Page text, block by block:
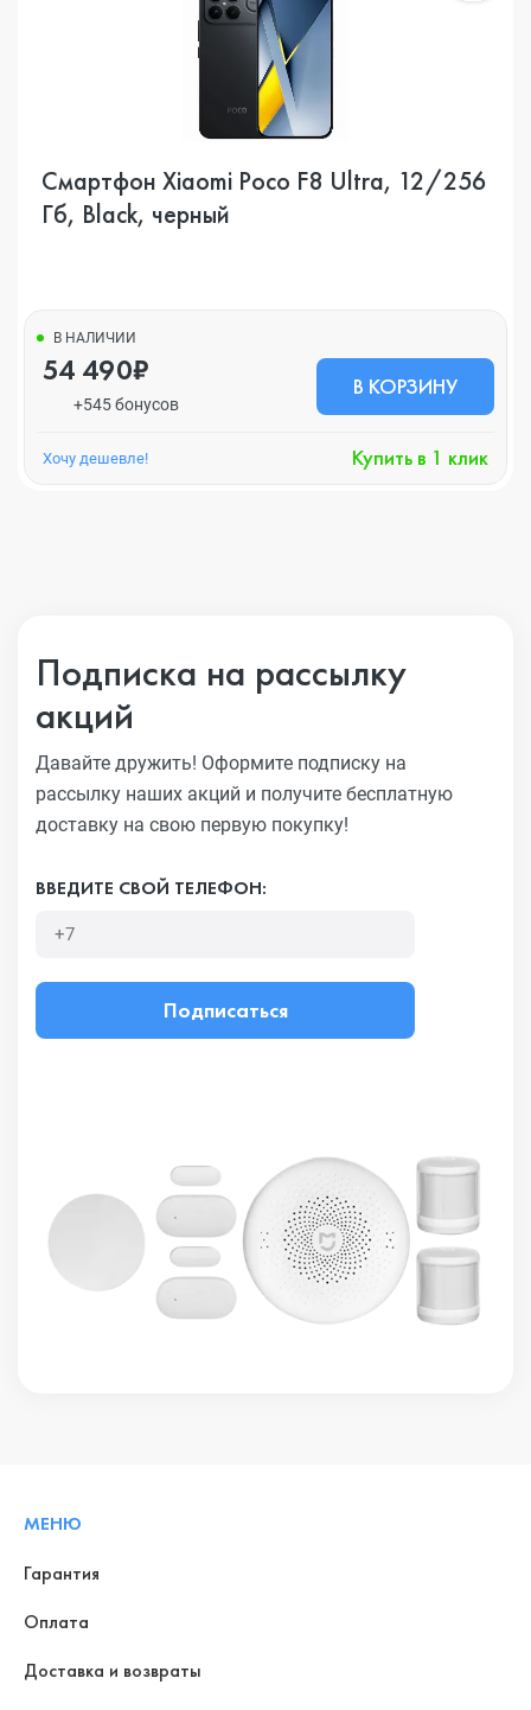
Смартфон Xiaomi Poco F8 Ultra, 12/256
Гб, Black, черный
В НАЛИЧИИ
54 490₽
+545 бонусов
В КОРЗИНУ
Хочу дешевле! Купить в 1 клик
Подписка на рассылку
акций
Давайте дружить! Оформите подписку на
рассылку наших акций и получите бесплатную
доставку на свою первую покупку!
ВВЕДИТЕ СВОЙ ТЕЛЕФОН:
Подписаться
МЕНЮ
Гарантия
Оплата
Доставка и возвраты